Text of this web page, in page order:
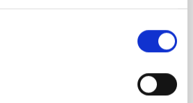
IAC abordan la
y la investigación de
en el Museo de la Ciencia y